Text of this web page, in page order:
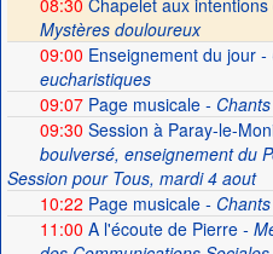
08:30 Chapelet aux
Mystères douloureux
09:00 Enseignement du jour-
eucharistiques
09:07Page musicale-
09:30 Session à Paray-le-
boulversé, enseignement du
Session pour Tous, mardi 4 aout
10:22 Page musicale-
11:00 A l'écoute de Pierre-